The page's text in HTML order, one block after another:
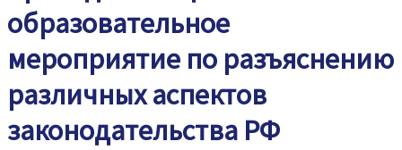
образовательное
мероприятие по разъяснению
различных аспектов
законодательства РФ